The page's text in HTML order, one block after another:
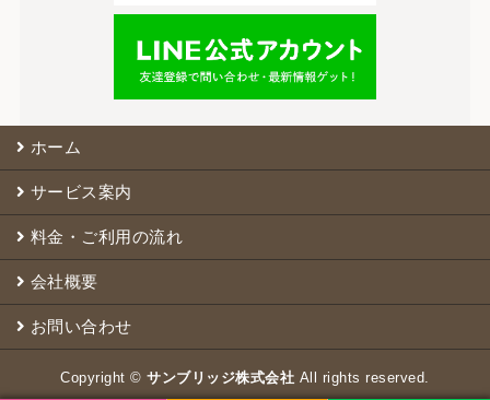
ホーム
サービス案内
料金・ご利用の流れ
会社概要
お問い合わせ
Copyright ©サンブリッジ株式会社 All rights reserved.